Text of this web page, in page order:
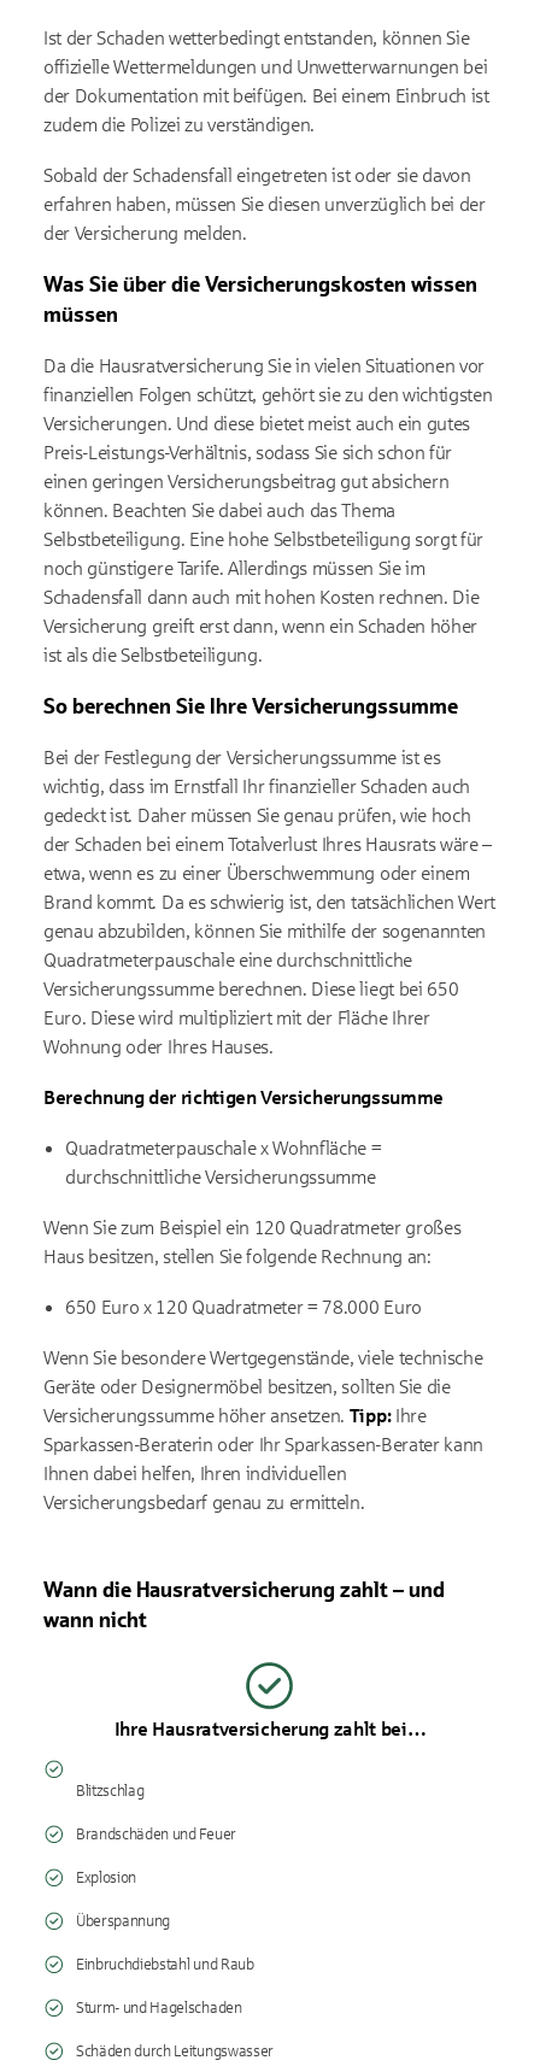
Ist der Schaden wetterbedingt entstanden, können Sie
offizielle Wettermeldungen und Unwetterwarnungen bei
der Dokumentation mit beifügen. Bei einem Einbruch ist
zudem die Polizei zu verständigen.
Sobald der Schadensfall eingetreten ist oder sie davon
erfahren haben, müssen Sie diesen unverzüglich bei der
der Versicherung melden.
Was Sie über die Versicherungskosten wissen
müssen
Da die Hausratversicherung Sie in vielen Situationen vor
finanziellen Folgen schützt, gehört sie zu den wichtigsten
Versicherungen. Und diese bietet meist auch ein gutes
Preis-Leistungs-Verhältnis, sodass Sie sich schon für
einen geringen Versicherungsbeitrag gut absichern
können. Beachten Sie dabei auch das Thema
Selbstbeteiligung. Eine hohe Selbstbeteiligung sorgt für
noch günstigere Tarife. Allerdings müssen Sie im
Schadensfall dann auch mit hohen Kosten rechnen. Die
Versicherung greift erst dann, wenn ein Schaden höher
ist als die Selbstbeteiligung.
So berechnen Sie Ihre Versicherungssumme
Bei der Festlegung der Versicherungssumme ist es
wichtig, dass im Ernstfall Ihr finanzieller Schaden auch
gedeckt ist. Daher müssen Sie genau prüfen, wie hoch
der Schaden bei einem Totalverlust Ihres Hausrats wäre –
etwa, wenn es zu einer Überschwemmung oder einem
Brand kommt. Da es schwierig ist, den tatsächlichen Wert
genau abzubilden, können Sie mithilfe der sogenannten
Quadratmeterpauschale eine durchschnittliche
Versicherungssumme berechnen. Diese liegt bei 650
Euro. Diese wird multipliziert mit der Fläche Ihrer
Wohnung oder Ihres Hauses.
Berechnung der richtigen Versicherungssumme
Quadratmeterpauschale x Wohnfläche =
durchschnittliche Versicherungssumme
Wenn Sie zum Beispiel ein 120 Quadratmeter großes
Haus besitzen, stellen Sie folgende Rechnung an:
650 Euro x 120 Quadratmeter = 78.000 Euro
Wenn Sie besondere Wertgegenstände, viele technische
Geräte oder Designermöbel besitzen, sollten Sie die
Versicherungssumme höher ansetzen. Tipp:Ihre
Sparkassen-Beraterin oder Ihr Sparkassen-Berater kann
Ihnen dabei helfen, Ihren individuellen
Versicherungsbedarf genau zu ermitteln.
Wann die Hausratversicherung zahlt – und
wann nicht
Ihre Hausratversicherung zahlt bei…
Blitzschlag
Brandschäden und Feuer
Explosion
Überspannung
Einbruchdiebstahl und Raub
Sturm- und Hagelschaden
Schäden durch Leitungswasser